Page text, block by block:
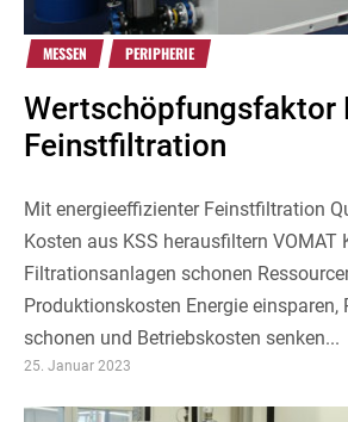
MESSEN PERIPHERIE
Wertschöpfungsfaktor
Feinstfiltration
Mit energieeffizienter Feinstfiltration
Kosten aus KSS herausfiltern VOMAT
Filtrationsanlagen schonen
Produktionskosten Energie einsparen,
schonen und Betriebskosten senken...
25. Januar 2023